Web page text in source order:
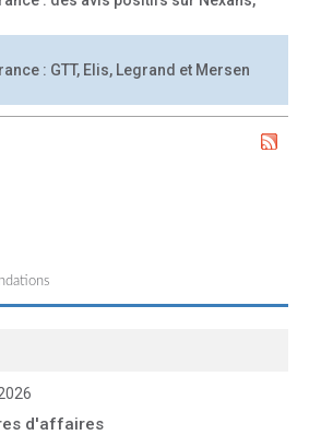
: GTT, Elis, Legrand et Mersen
d'affaires